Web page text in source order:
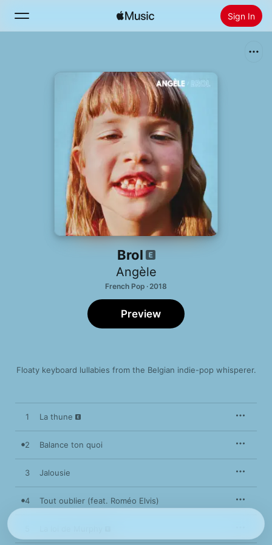
Sign In
Install Apple Music
Brol
Angèle
French Pop · 2018
Floaty keyboard lullabies from the Belgian indie-pop whisperer.
Preview
1 La thune
2 Balance ton quoi
3 Jalousie
4 Tout oublier (feat. Roméo Elvis)